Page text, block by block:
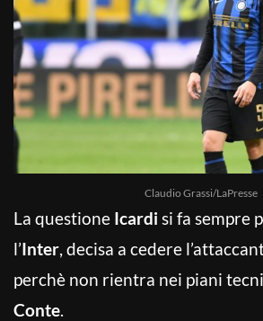
Claudio Grassi/LaPresse
La questione Icardi si fa sempre
l’Inter, decisa a cedere
perchè non rientra nei piani
Conte.